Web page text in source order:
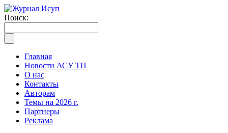
Поиск:
Главная
Новости АСУ ТП
О нас
Контакты
Авторам
Темы на 2026 г.
Партнеры
Реклама